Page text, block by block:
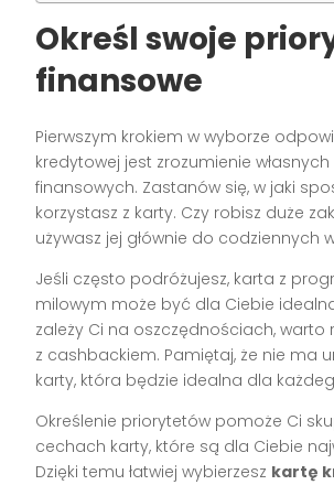
Określ swoje
finansowe
Pierwszym krokiem w wyborze
kredytowej jest zrozumienie
finansowych. Zastanów się, w jaki
korzystasz z karty. Czy robisz duże
używasz jej głównie do codziennych
Jeśli często podróżujesz, karta z
milowym może być dla Ciebie
zależy Ci na oszczędnościach, warto
z cashbackiem. Pamiętaj, że nie ma
karty, która będzie idealna dla
Określenie priorytetów pomoże Ci
cechach karty, które są dla Ciebie
Dzięki temu łatwiej wybierzesz kartę